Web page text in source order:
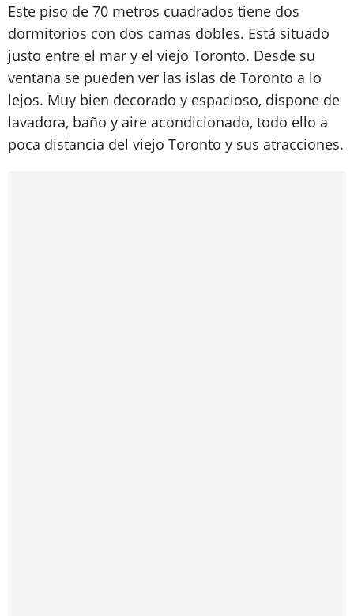
Este piso de 70 metros cuadrados tiene dos
dormitorios con dos camas dobles. Está situado
justo entre el mar y el viejo Toronto. Desde su
ventana se pueden ver las islas de Toronto a lo
lejos. Muy bien decorado y espacioso, dispone de
lavadora, baño y aire acondicionado, todo ello a
poca distancia del viejo Toronto y sus atracciones.